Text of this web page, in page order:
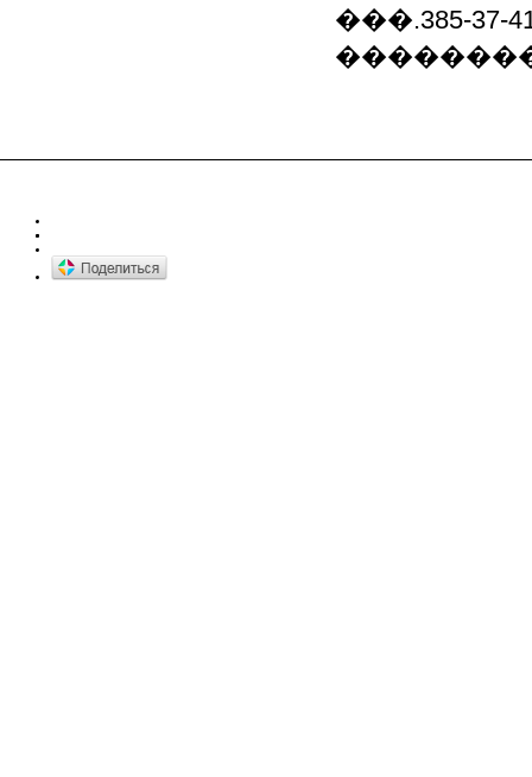
���.385-37-